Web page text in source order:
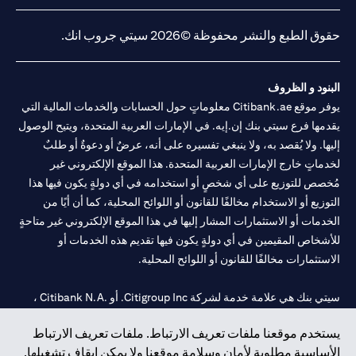
المذكورة في هذا البيان والتي تحتاج إلى معرفتها، يرجى زيارةهنا
يستخدم موقعنا ملفات تعريف الارتباط. ملفات تعريف الارتباط
الأساسية مطلوبة لأمان وسلامة موقعنا ولا يمكن إيقاف تشغيلها.
حقوق الطبع والنشر محفوظة ©2026 سيتي جروب انك.
البنود و الظروف
يوفر موقع Citibank.ae معلوماتٍ حول الحسابات والخدمات المالية التي
يقدمها فرع سيتي بنك إن.إيه. في الإمارات العربية المتحدة، ويتيح الوصول
إليها. ولا يُقصد به، ولا ينبغي تفسيره على أنه، عرضٌ أو دعوةٌ أو طلبٌ
لخدماتٍ خارج الإمارات العربية المتحدة. هذا الموقع الإلكتروني غير
مُخصص للتوزيع على أي شخصٍ أو استخدامه في أي دولةٍ يكون فيها هذا
التوزيع أو الاستخدام مخالفًا للقانون أو اللوائح المحلية، كما أن أيًا من
الخدمات أو الاستثمارات المشار إليها في هذا الموقع الإلكتروني غير متاحةٍ
للأشخاص المقيمين في أي دولةٍ يكون فيها تقديم هذه الخدمات أو
الاستثمارات مخالفًا للقانون أو اللوائح المحلية.
سيتي بنك هي علامة خدمة لشركة Citigroup Inc. أو .Citibank N.A ،